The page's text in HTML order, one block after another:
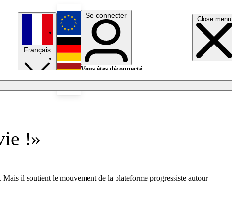
Close menu
Français
English
Deutsch
Se connecter
Vous êtes déconnecté.
!»
il soutient le mouvement de la plateforme progressiste autour